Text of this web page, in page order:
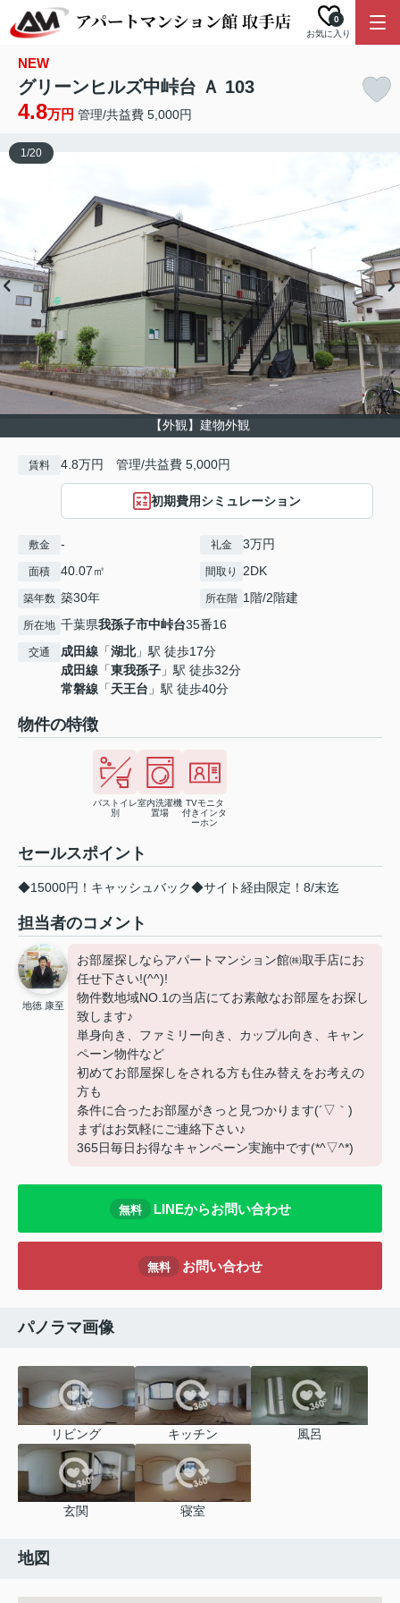
お気に入り
0
NEW
グリーンヒルズ中峠台 Ａ 103
4.8万円 管理/共益費 5,000円
【外観】建物外観
1/20
賃料 4.8万円 管理/共益費 5,000円
初期費用シミュレーション
敷金 - 礼金 3万円
面積 40.07㎡ 間取り 2DK
築年数 築30年 所在階 1階/2階建
所在地 千葉県我孫子市中峠台35番16
交通 成田線 「湖北」駅 徒歩17分
成田線 「東我孫子 」駅 徒歩32分
常磐線 「天王台 」駅 徒歩40分
物件の特徴
バストイレ
別
室内洗濯機
置場
TVモニタ
付きインタ
ーホン
セールスポイント
◆15000円！キャッシュバック◆サイト経由限定！8/末迄
担当者のコメント
地徳 康至
お部屋探しならアパートマンション館㈱取手店にお
任せ下さい!(^^)!
物件数地域NO.1の当店にてお素敵なお部屋をお探し
致します♪
単身向き、ファミリー向き、カップル向き、キャン
ペーン物件など
初めてお部屋探しをされる方も住み替えをお考えの
方も
条件に合ったお部屋がきっと見つかります(´▽｀)
まずはお気軽にご連絡下さい♪
365日毎日お得なキャンペーン実施中です(*^▽^*)
無料 LINEからお問い合わせ
無料 お問い合わせ
パノラマ画像
リビング キッチン 風呂
玄関 寝室
地図